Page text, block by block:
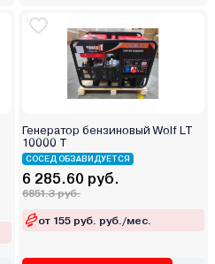
Генератор бензиновый Wolf LT
10000 Т
СОСЕД ОБЗАВИДУЕТСЯ
6 285.60 руб.
6851.3 руб.
от 155 руб. руб./мес.